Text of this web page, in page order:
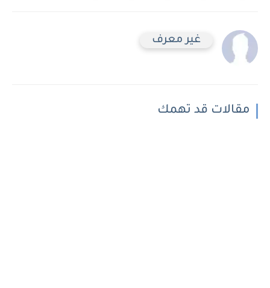
غير معرف
مقالات قد تهمك